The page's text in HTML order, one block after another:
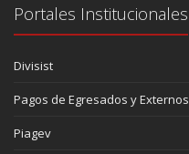
Portales Institucionales
Divisist
Pagos de Egresados y Externos
Piagev